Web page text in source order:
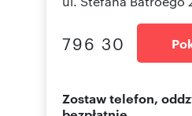
796 30
Zostaw telefon,